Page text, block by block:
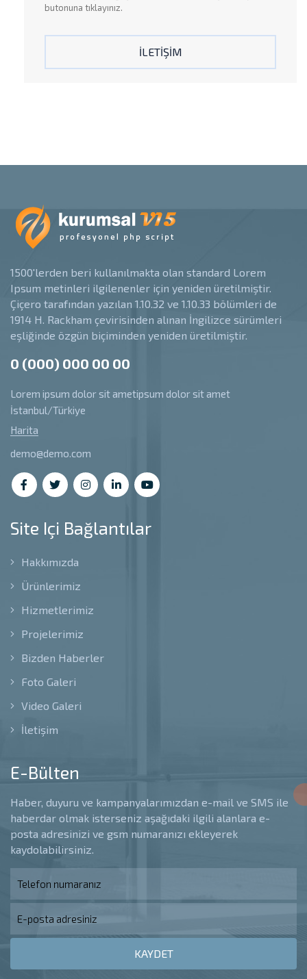
butonuna tıklayınız.
İLETİŞİM
1500'lerden beri kullanılmakta olan standard Lorem
Ipsum metinleri ilgilenenler için yeniden üretilmiştir.
Çiçero tarafından yazılan 1.10.32 ve 1.10.33 bölümleri de
1914 H. Rackham çevirisinden alınan İngilizce sürümleri
eşliğinde özgün biçiminden yeniden üretilmiştir.
0 (000) 000 00 00
Lorem ipsum dolor sit ametipsum dolor sit amet
İstanbul/Türkiye
Harita
demo@demo.com
Site Içi Bağlantılar
Hakkımızda
Ürünlerimiz
Hizmetlerimiz
Projelerimiz
Bizden Haberler
Foto Galeri
Video Galeri
İletişim
E-Bülten
Haber, duyuru ve kampanyalarımızdan e-mail ve SMS ile
haberdar olmak isterseniz aşağıdaki ilgili alanlara e-
posta adresinizi ve gsm numaranızı ekleyerek
kaydolabilirsiniz.
KAYDET